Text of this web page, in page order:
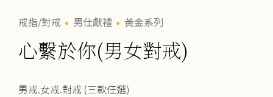
戒指/對戒 男仕獻禮 黃金系列
心繫於你(男女對戒)
男戒.女戒.對戒 (三款任選)